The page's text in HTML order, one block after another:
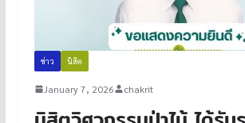
ข่าว นิสิต
January 7, 2026 chakrit